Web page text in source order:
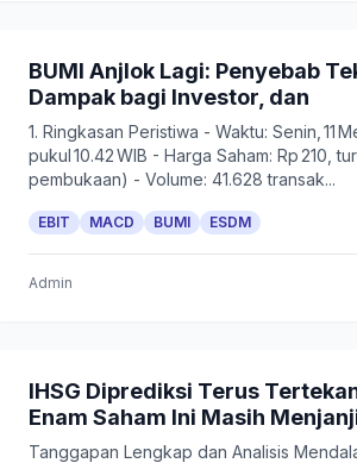
BUMI Anjlok Lagi: Penyebab
Dampak bagi Investor, dan
1. Ringkasan Peristiwa - Waktu: Senin, 11
pukul 10.42 WIB - Harga Saham: Rp 210,
pembukaan) - Volume: 41.628 transak...
EBIT MACD BUMI ESDM
Admin
IHSG Diprediksi Terus
Enam Saham Ini Masih
Tanggapan Lengkap dan Analisis